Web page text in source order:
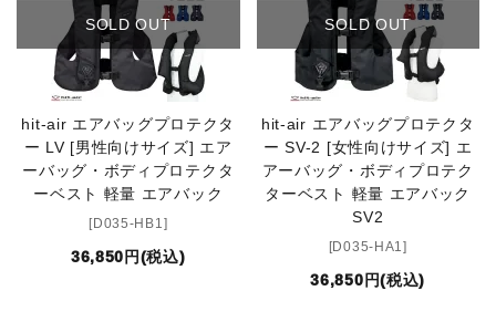
本・雑誌
その他ペットグッズ
アウトレット商品
ブランド一覧
SOLD OUT
hit-air エアバッグプロテクタ
ー LV [男性向けサイズ] エア
ーバッグ・ボディプロテクタ
ーベスト 軽量 エアバック
[D035-HB1]
36,850円(税込)
SOLD OUT
hit-air エアバッグプロテクタ
ー SV-2 [女性向けサイズ] エ
アーバッグ・ボディプロテク
ターベスト 軽量 エアバック
SV2
[D035-HA1]
36,850円(税込)